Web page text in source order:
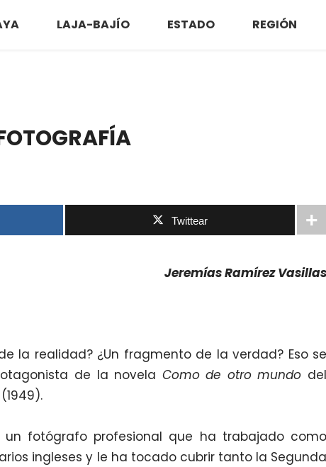
LAJA-BAJÍO ESTADO REGIÓN
Twittear
Jeremías Ramírez Vasillas
la realidad? ¿Un fragmento de la verdad? Eso se
de la novela Como de otro mundo del
profesional que ha trabajado como
ingleses y le ha tocado cubrir tanto la Segunda